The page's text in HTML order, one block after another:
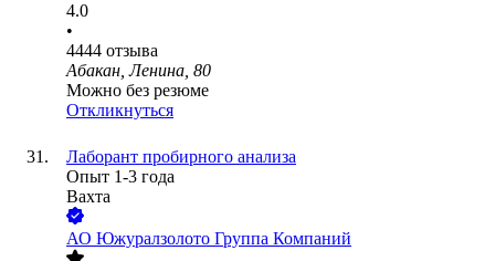
4.0
•
4444 отзыва
Абакан, Ленина, 80
Можно без резюме
Откликнуться
Лаборант пробирного анализа
Опыт 1-3 года
Вахта
АО Южуралзолото Группа Компаний